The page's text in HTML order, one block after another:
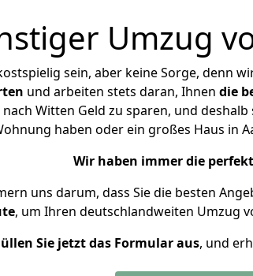
Umzug
sein, aber keine Sorge, denn
und arbeiten stets daran, Ihnen die
Witten Geld zu sparen, und
haben oder ein großes Haus in
Wir haben immer die
uns darum, dass Sie die besten
, um Ihren deutschlandweiten Umzug
Sie jetzt das Formular aus, und